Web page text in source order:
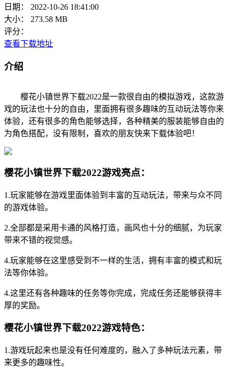
日期：
2022-10-26 18:41:00
大小：
273.58 MB
评分：
查看下载地址
介绍
樱花小镇世界下载2022是一款很自由的模拟游戏，这款游
戏的玩法也十分的自由，里面拥有很多趣味的互动玩法等你来
体验，还有很多的角色能够选择，各种精美的服装能够自由的
为角色搭配，没有限制，喜欢的朋友快来下载体验吧！
樱花小镇世界下载2022游戏亮点：
1.玩家能够在游戏里面体验到丰富的互动玩法，带来与众不同
的游戏体验。
2.全部都是采用卡通的风格打造，画风也十分的细腻，为玩家
带来不错的视觉感。
4.玩家能够在这里感受到不一样的生活，拥有丰富的模式和玩
法等你体验。
4.这里还有各种趣味的任务等你完成，完成任务还能够获得丰
厚的奖励。
樱花小镇世界下载2022游戏特色：
1.游戏玩起来也是没有任何难度的，融入了多种玩法元素，带
来更多的趣味性。